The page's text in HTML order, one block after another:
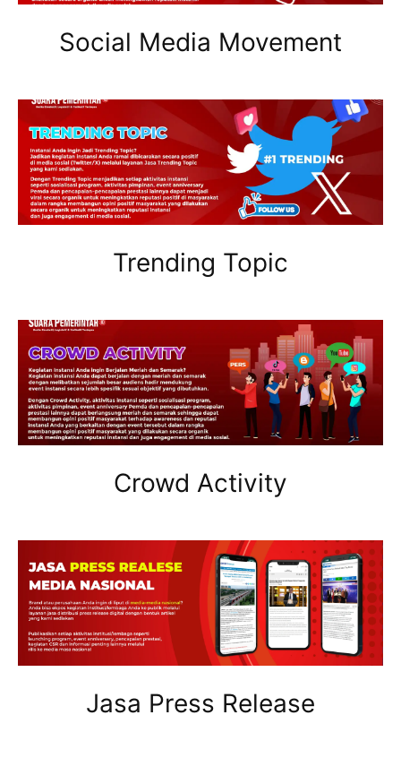
Social Media Movement
Trending Topic
Crowd Activity
Jasa Press Release